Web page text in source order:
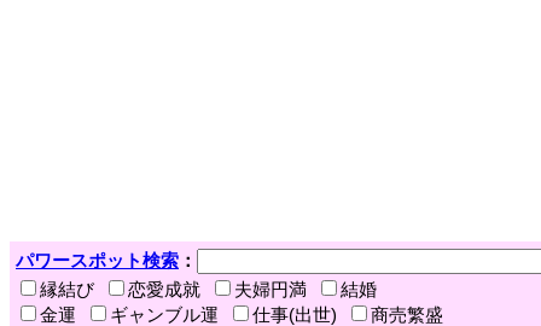
パワースポット検索 ：
縁結び
恋愛成就 夫婦円満
結婚
金運
ギャンブル運 仕事(出世)
商売繁盛